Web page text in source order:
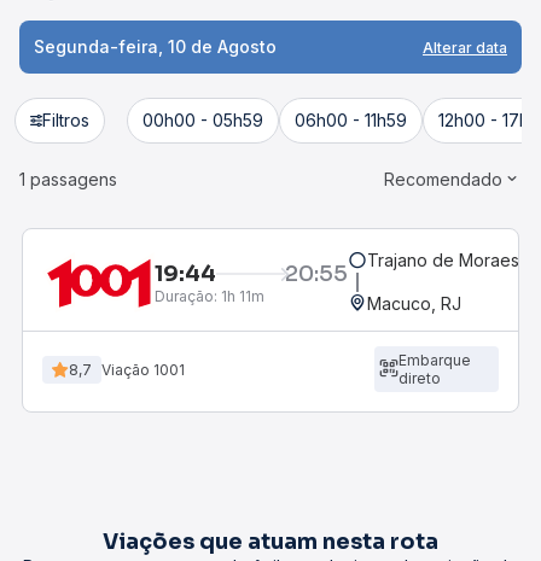
Segunda-feira, 10 de Agosto Alterar data
Filtros 00h00 - 05h59 06h00 - 11h59 12h00 -
1 passagens Recomendado
19:44 20:55
Duração: 1h 11m
Trajano de Moraes,
Macuco, RJ
8,7 Viação 1001
Embarque
direto
Viações que atuam nesta rota